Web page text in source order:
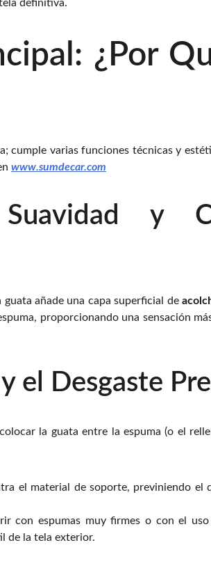
definitiva.
¿Por
cumple varias funciones técnicas y
www.sumdecar.com
y
añade una capa superficial de
proporcionando una sensación
el Desgaste
la guata entre la espuma (o el
el material de soporte, previniendo el
con espumas muy firmes o con el uso
de la tela exterior.